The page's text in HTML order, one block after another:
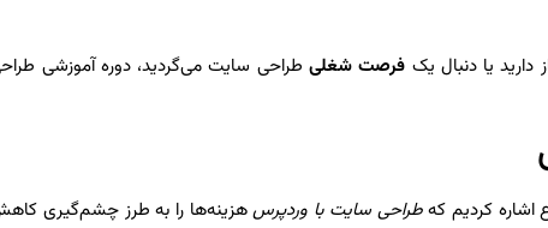
یا دنبال یک فرصت شغلی طراحی سایت می‌گردید، دوره آموزشی
اشاره کردیم کهطراحی سایت با وردپرسهزینه‌ها را به طرز چشم‌گیری